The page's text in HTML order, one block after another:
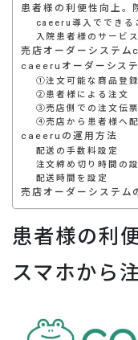
患者様の利便性向上。
caeeru導入でできる
入院患者様のサービ
売店オーダーシステ
caeeruオーダーシス
①注文可能な商品登録
②患者様による注文
③売店側での注文伝
④売店から患者様へ
caeeruの運用方法
配送の手数料設定
注文締め切り時間の
配送時間を設定
売店オーダーシステム
患者様の利
スマホから注